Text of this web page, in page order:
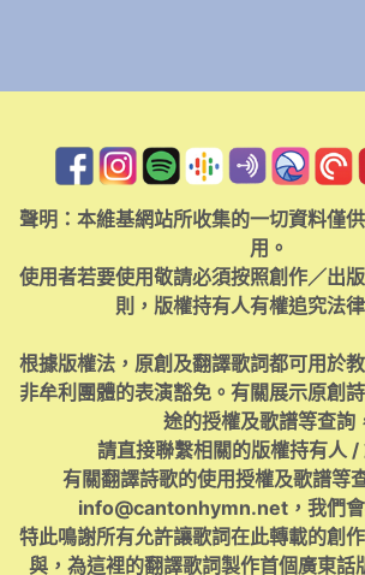
聲明：本維基網站所收集的一切資料僅
用。
使用者若要使用敬請必須按照創作／出
則，版權持有人有權追究法
根據版權法，原創及翻譯歌詞都可用於
非牟利團體的表演豁免。有關展示原創
途的授權及歌譜等查詢
請直接聯繫相關的版權持有人 /
有關翻譯詩歌的使用授權及歌譜等
info@cantonhymn.net，我們
特此鳴謝所有允許讓歌詞在此轉載的創
與，為這裡的翻譯歌詞製作首個廣東